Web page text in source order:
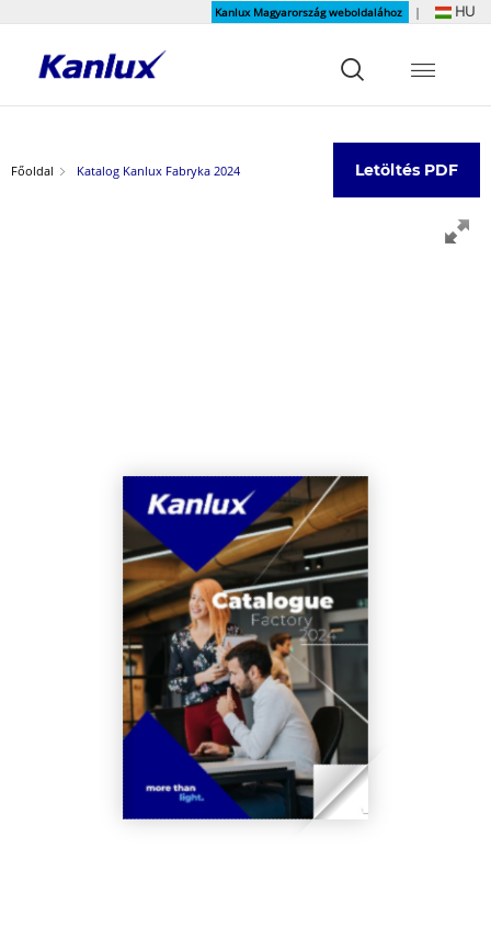
Kanlux Magyarország weboldalához | HU
główna
Főoldal Katalog Kanlux Fabryka 2024 Letöltés PDF